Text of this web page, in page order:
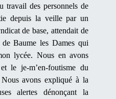
travail des personnels de
depuis la veille par un
de base, attendait de
Baume les Dames qui
lycée. Nous en avons
le je-m’en-foutisme du
avons expliqué à la
alertes dénonçant la